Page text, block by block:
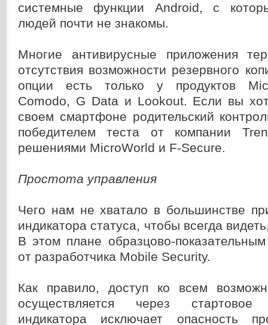
системные функции Android, с
людей почти не знакомы.
Многие антивирусные приложения
отсутствия возможности резервного
опции есть только у продуктов
Comodo, G Data и Lookout. Если вы
своем смартфоне родительский
победителем теста от компании
решениями MicroWorld и F-Secure.
Простота управления
Чего нам не хватало в большинстве
индикатора статуса, чтобы всегда
В этом плане образцово-показательным
от разработчика Mobile Security.
Как правило, доступ ко всем
осуществляется через
индикатора исключает опасность